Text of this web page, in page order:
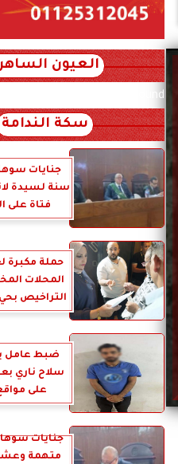
العيون
rss/~12.xml x0n not found
سكة الندامة
سنة لسيدة
فتاة على
حملة مكبرة
المحلات
التراخيص
ضبط عامل
سلاح ناري
على
جنايات
متهمة